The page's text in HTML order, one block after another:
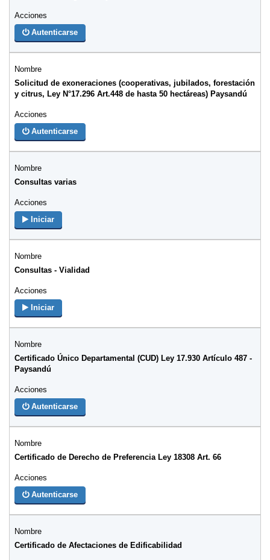
Autenticarse
Solicitud de exoneraciones (cooperativas, jubilados, forestación
y citrus, Ley N°17.296 Art.448 de hasta 50 hectáreas) Paysandú
Autenticarse
Consultas varias
Iniciar
Consultas - Vialidad
Iniciar
Certificado Único Departamental (CUD) Ley 17.930 Artículo 487 -
Paysandú
Autenticarse
Certificado de Derecho de Preferencia Ley 18308 Art. 66
Autenticarse
Certificado de Afectaciones de Edificabilidad